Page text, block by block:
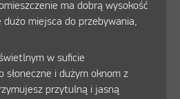
ma dobrą wysokość
miejsca do przebywania,
w suficie
słoneczne i dużym oknom z
przytulną i jasną